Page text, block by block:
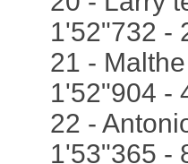
1'52"732 -
21 -
1'52"904 -
22 -
1'53"365 -